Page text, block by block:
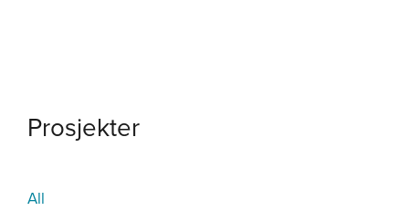
Prosjekter
All